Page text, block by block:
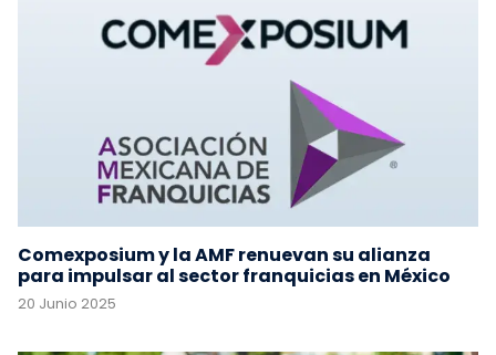
Comexposium y la AMF renuevan su alianza
para impulsar al sector franquicias en México
20 Junio 2025